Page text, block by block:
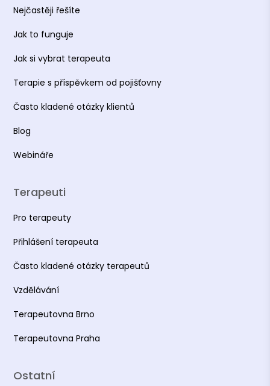
Nejčastěji řešíte
Jak to funguje
Jak si vybrat terapeuta
Terapie s příspěvkem od pojišťovny
Často kladené otázky klientů
Blog
Webináře
Terapeuti
Pro terapeuty
Přihlášení terapeuta
Často kladené otázky terapeutů
Vzdělávání
Terapeutovna Brno
Terapeutovna Praha
Ostatní